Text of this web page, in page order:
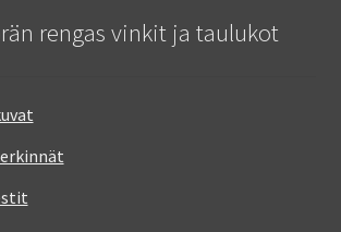
rengas vinkit ja taulukot